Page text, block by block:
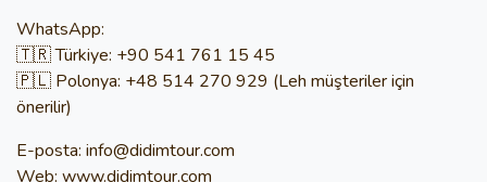
WhatsApp:
🇹🇷 Türkiye: +90 541 761 15 45
🇵🇱 Polonya: +48 514 270 929 (Leh müşteriler için
önerilir)
E-posta: info@didimtour.com
Web: www.didimtour.com